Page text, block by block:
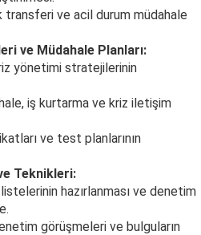
transferi ve acil durum müdahale
ve Müdahale Planları:
yönetimi stratejilerinin
iş kurtarma ve kriz iletişim
ve test planlarının
Teknikleri:
hazırlanması ve denetim
görüşmeleri ve bulguların